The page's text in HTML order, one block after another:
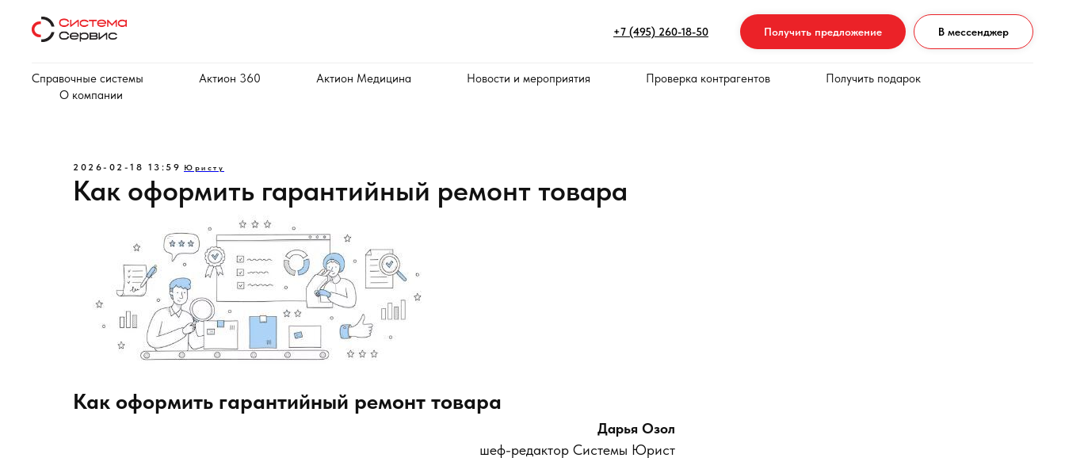
+7 (495) 260-18-50 Получить предложение В мессенджер
Справочные системы Актион 360 Актион Медицина Новости и мероприятия Проверка контрагентов
Получить подарок
О компании
2026-02-18 13:59 Юристу
Как оформить гарантийный ремонт товара
Как оформить гарантийный ремонт товара
Дарья Озол
шеф-редактор Системы Юрист